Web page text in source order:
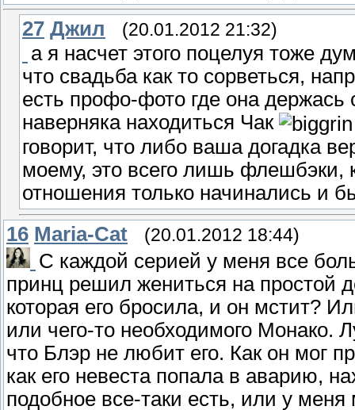
27 Джил (20.01.2012 21:32)
а я насчет этого поцелуя тоже
что свадьба как то сорветься,
есть профо-фото где она держась
наверняка находиться Чак
говорит, что либо ваша догадка
моему, это всего лишь флешбэки,
отношения только начинались и
16 Maria-Cat (20.01.2012 18:44)
C каждой серией у меня все
принц решил жениться на простой
которая его бросила, и он мстит?
или чего-то необходимого Монако.
что Блэр не любит его. Как он мог
как его невеста попала в аварию,
подобное все-таки есть, или у